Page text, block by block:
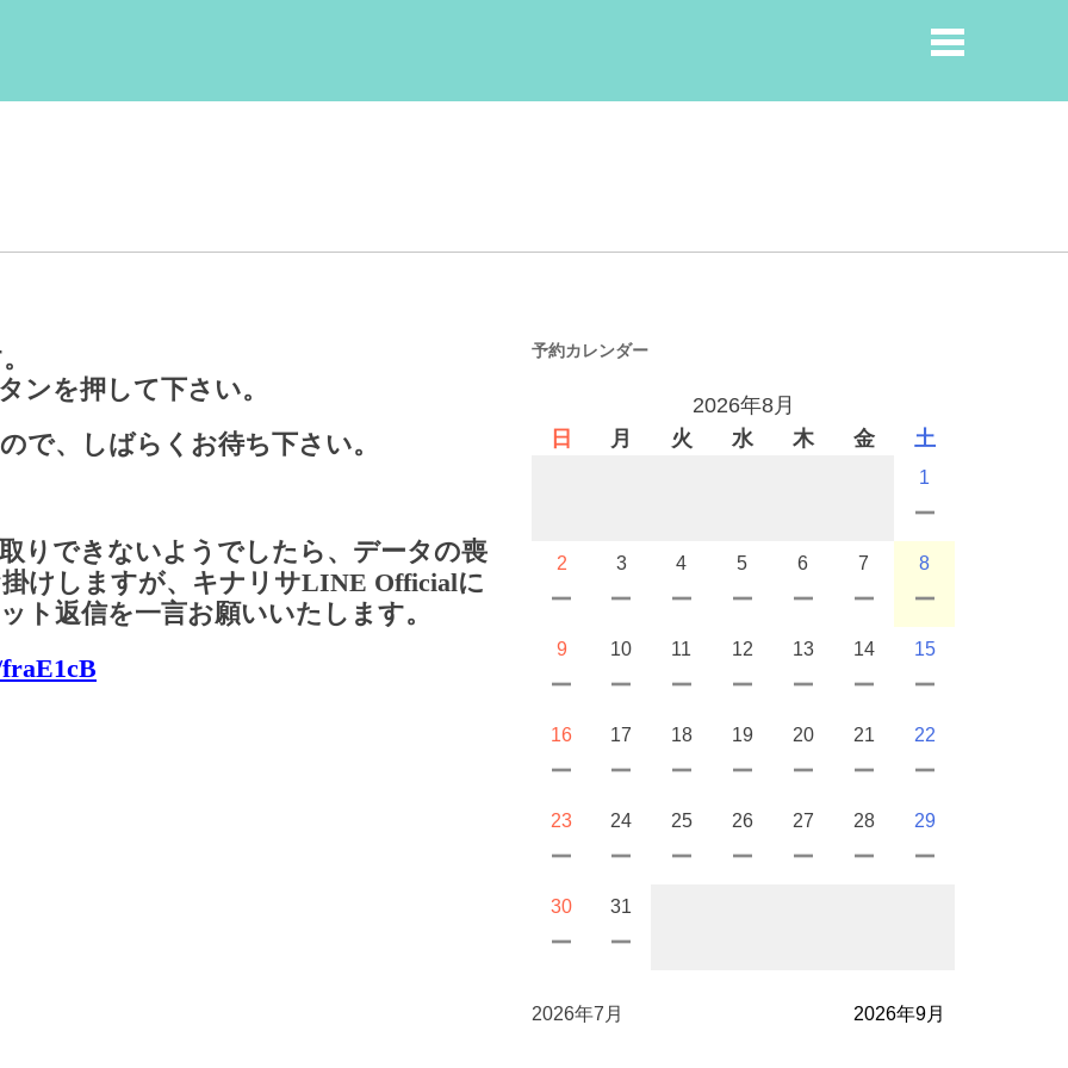
ンを押して下さい。
で、しばらくお待ち下さい。
りできないようでしたら、データの喪
けしますが、キナリサLINE Officialに
ト返信を一言お願いいたします。
予約カレンダー
2026年8月
日
月 火 水 木 金 土
1
2 3 4 5 6 7 8
9 10 11 12 13 14 15
16 17 18 19 20 21 22
23 24 25 26 27 28 29
30 31
2026年7月 2026年9月